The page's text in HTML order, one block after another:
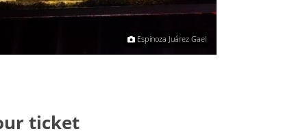
Espinoza Juárez Gael
ticket